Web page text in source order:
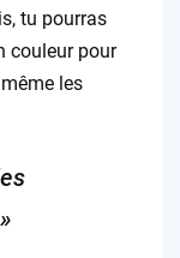
tu pourras
couleur pour
les